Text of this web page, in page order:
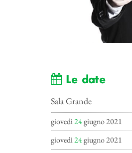
Le date
Sala Grande
giovedì24giugno 2021
giovedì24giugno 2021